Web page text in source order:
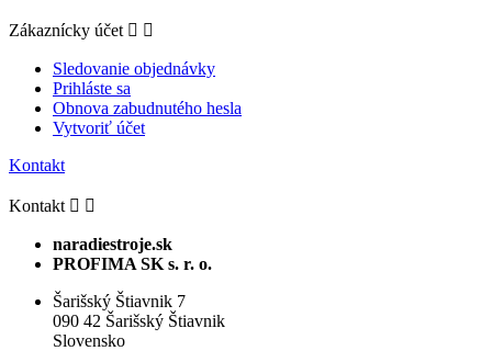
Zákaznícky účet  
Sledovanie objednávky
Prihláste sa
Obnova zabudnutého hesla
Vytvoriť účet
Kontakt
Kontakt  
naradiestroje.sk
PROFIMA SK s. r. o.
Šarišský Štiavnik 7
090 42 Šarišský Štiavnik
Slovensko